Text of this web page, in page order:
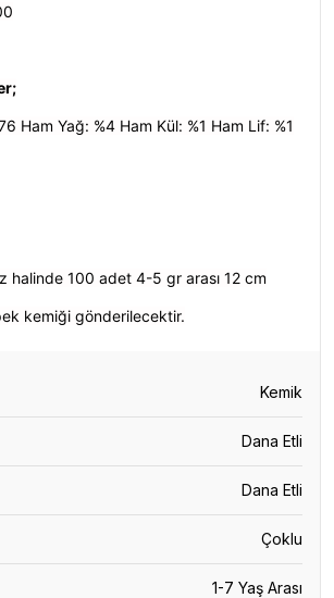
Ham Yağ: %4 Ham Kül: %1 Ham Lif: %1
halinde 100 adet 4-5 gr arası 12 cm
kemiği gönderilecektir.
Kemik
Dana Etli
Dana Etli
Çoklu
1-7 Yaş Arası